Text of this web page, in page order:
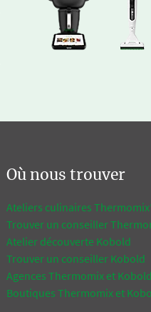
Où nous trouver
Ateliers culinaires
Trouver un conseiller
Atelier découverte Kobold
Trouver un conseiller Kobold
Agences Thermomix et Kobold
Boutiques Thermomix et